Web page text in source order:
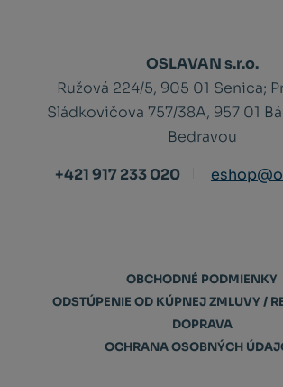
OSLAVAN s.r.o.
Ružová 224/5, 905 01 Senica;
Sládkovičova 757/38A, 957 01
Bedravou
+421 917 233 020
OBCHODNÉ PODMIENKY
ODSTÚPENIE OD KÚPNEJ ZMLUVY /
DOPRAVA
OCHRANA OSOBNÝCH